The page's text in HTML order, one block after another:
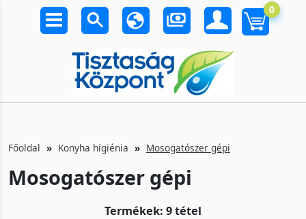
0
Főoldal Konyha higiénia Mosogatószer gépi
Mosogatószer gépi
Termékek: 9 tétel